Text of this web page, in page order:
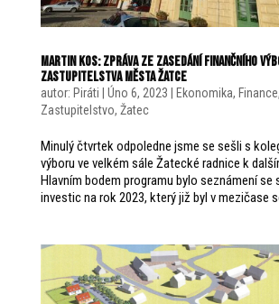
Martin Kos: Zpráva ze zasedání Finančního
zastupitelstva města Žatce
autor: Piráti Úno 6, 2023 Ekonomika, Finance,
Zastupitelstvo, Žatec
Minulý čtvrtek odpoledne jsme se sešli s
výboru ve velkém sále Žatecké radnice k
Hlavním bodem programu bylo seznámení se
investic na rok 2023, který již byl v mezičase